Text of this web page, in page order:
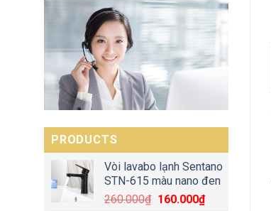
PRODUCTS
Vòi lavabo lạnh Sentano
STN-615 màu nano đen
260.000₫ 160.000₫